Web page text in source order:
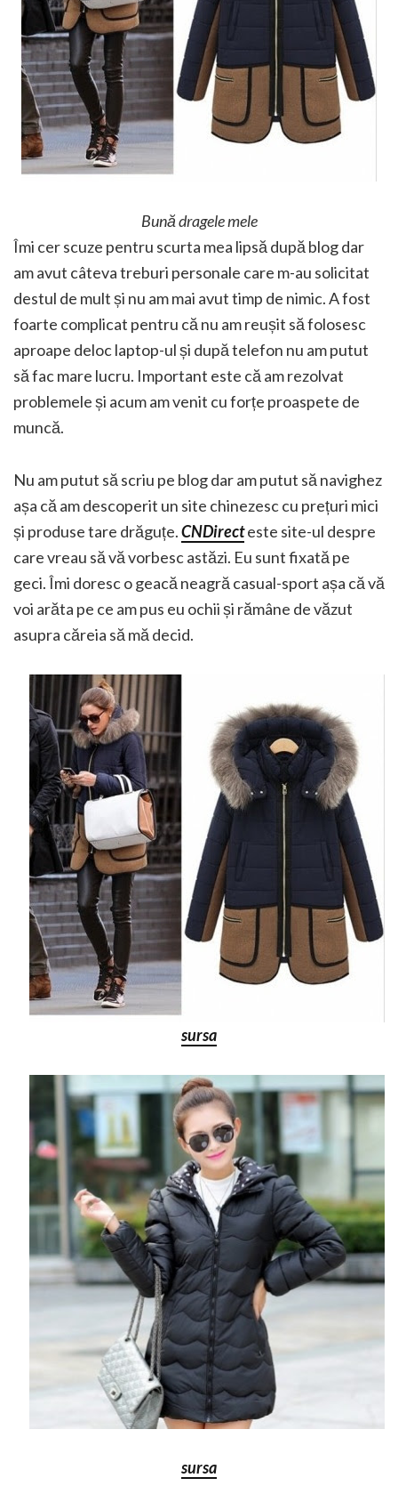
Bună dragele mele
Îmi cer scuze pentru scurta mea lipsă după blog dar
am avut câteva treburi personale care m-au solicitat
destul de mult și nu am mai avut timp de nimic. A fost
foarte complicat pentru că nu am reușit să folosesc
aproape deloc laptop-ul și după telefon nu am putut
să fac mare lucru. Important este că am rezolvat
problemele și acum am venit cu forțe proaspete de
muncă.
Nu am putut să scriu pe blog dar am putut să navighez
așa că am descoperit un site chinezesc cu prețuri mici
și produse tare drăguțe.CNDirecteste site-ul despre
care vreau să vă vorbesc astăzi. Eu sunt fixată pe
geci. Îmi doresc o geacă neagră casual-sport așa că vă
voi arăta pe ce am pus eu ochii și rămâne de văzut
asupra căreia să mă decid.
sursa
sursa